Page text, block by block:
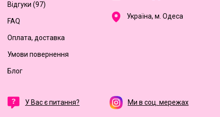
Відгуки (97)
FAQ
Оплата, доставка
Умови повернення
Блог
Україна, м. Одеса
У Вас є питання? Ми в соц. мережах